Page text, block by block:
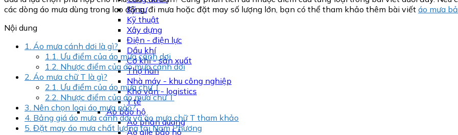
Kỹ sư
Kỹ thuật
Xây dựng
Điện - điện lực
Dầu khí
Cơ khí - sản xuất
Thợ hàn
Nhà máy - khu công nghiệp
Kho vận - logistics
Y tế
Áo bảo hộ
Áo phản quang
Áo gile bảo hộ
các dòng áo mưa dùng trong lao động, đi mưa hoặc đặt may số lượng lớn, bạn có thể tham khảo thêm bài viết áo mưa
Nội dung
1. Áo mưa cánh dơi là gì?
1.1. Ưu điểm của áo mưa cánh dơi
1.2. Nhược điểm của áo mưa cánh dơi
2. Áo mưa chữ T là gì?
2.1. Ưu điểm của áo mưa chữ T
2.2. Nhược điểm của áo mưa chữ T
3. Nên chọn loại áo mưa nào?
4. Bảng giá áo mưa cánh dơi và áo mưa chữ T tham khảo
5. Đặt may áo mưa chất lượng tại Nam Phương